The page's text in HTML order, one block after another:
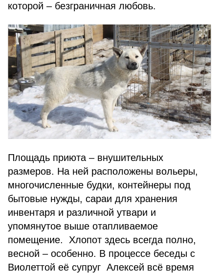
которой – безграничная любовь.
Площадь приюта – внушительных
размеров. На ней расположены вольеры,
многочисленные будки, контейнеры под
бытовые нужды, сараи для хранения
инвентаря и различной утвари и
упомянутое выше отапливаемое
помещение. Хлопот здесь всегда полно,
весной – особенно. В процессе беседы c
Виолеттой её супруг Алексей всё время